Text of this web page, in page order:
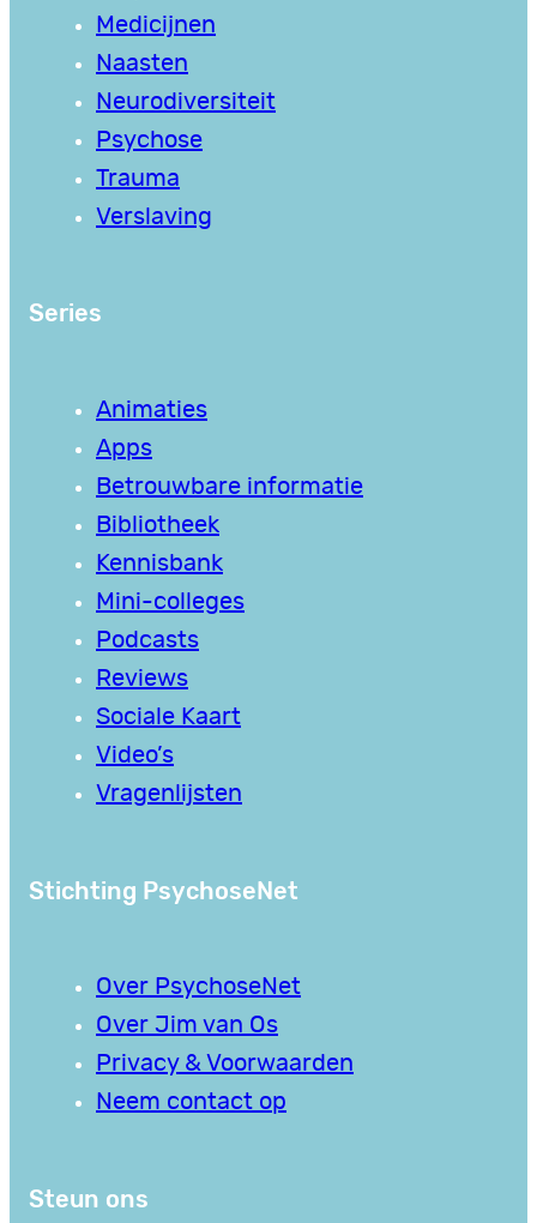
Medicijnen
Naasten
Neurodiversiteit
Psychose
Trauma
Verslaving
Series
Animaties
Apps
Betrouwbare informatie
Bibliotheek
Kennisbank
Mini-colleges
Podcasts
Reviews
Sociale Kaart
Video’s
Vragenlijsten
Stichting PsychoseNet
Over PsychoseNet
Over Jim van Os
Privacy & Voorwaarden
Neem contact op
Steun ons